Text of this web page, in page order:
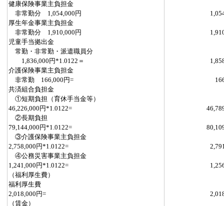
健康保険事業主負担金
非常勤分 1,054,000円
厚生年金事業主負担金
非常勤分 1,910,000円
児童手当拠出金
常勤・非常勤・派遣職員分
1,836,000円*1.0122＝
介護保険事業主負担金
非常勤 166,000円=
共済組合負担金
①短期負担（育休手当金等）
46,226,000円*1.0122=
②長期負担
79,144,000円*1.0122=
③介護保険事業主負担金
2,758,000円*1.0122=
④公務災害事業主負担金
1,241,000円*1.0122=
（福利厚生費）
福利厚生費
2,018,000円=
（賃金）